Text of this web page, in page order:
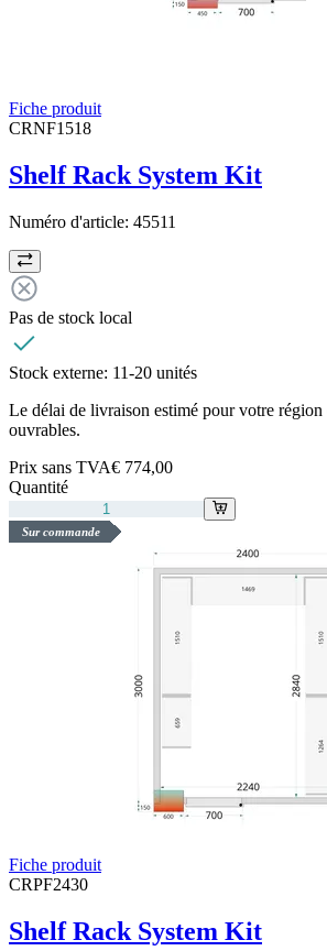
Fiche produit
CRNF1518
Shelf Rack System Kit
Numéro d'article: 45511
Pas de stock local
Stock externe: 11-20 unités
Le délai de livraison estimé pour votre région
ouvrables.
Prix sans TVA€ 774,00
Quantité
Sur commande
Fiche produit
CRPF2430
Shelf Rack System Kit